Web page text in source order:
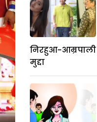
निरहुआ-आम्रपाली
मुद्दा